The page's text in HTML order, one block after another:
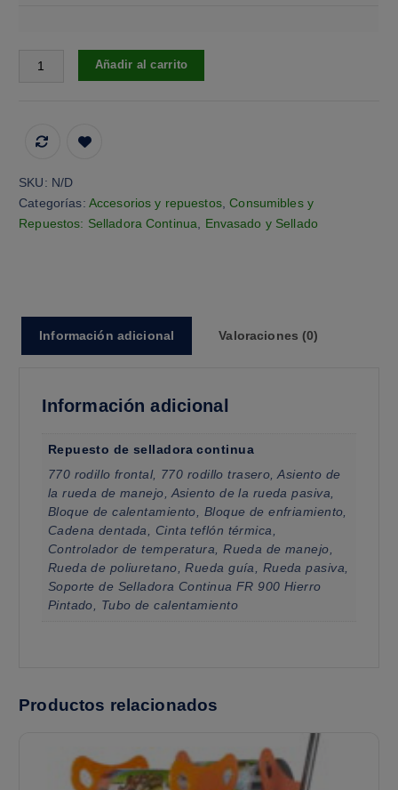
Añadir al carrito
SKU: N/D
Categorías: Accesorios y repuestos,Consumibles y
Repuestos: Selladora Continua, Envasado y Sellado
Información adicional Valoraciones (0)
Información adicional
Repuesto de selladora continua
770 rodillo frontal, 770 rodillo trasero, Asiento de
la rueda de manejo, Asiento de la rueda pasiva,
Bloque de calentamiento, Bloque de enfriamiento,
Cadena dentada, Cinta teflón térmica,
Controlador de temperatura, Rueda de manejo,
Rueda de poliuretano, Rueda guía, Rueda pasiva,
Soporte de Selladora Continua FR 900 Hierro
Pintado, Tubo de calentamiento
Productos relacionados